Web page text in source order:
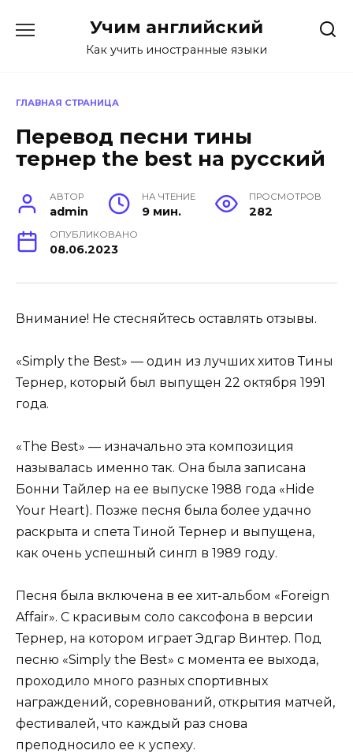
Учим английский
Как учить иностранные языки
ГЛАВНАЯ СТРАНИЦА
Перевод песни тины
тернер the best на русский
АВТОР
admin
НА ЧТЕНИЕ
9 мин.
ПРОСМОТРОВ
282
ОПУБЛИКОВАНО
08.06.2023
Внимание! Не стесняйтесь оставлять отзывы.
«Simply the Best» — один из лучших хитов Тины
Тернер, который был выпущен 22 октября 1991
года.
«The Best» — изначально эта композиция
называлась именно так. Она была записана
Бонни Тайлер на ее выпуске 1988 года «Hide
Your Heart). Позже песня была более удачно
раскрыта и спета Тиной Тернер и выпущена,
как очень успешный сингл в 1989 году.
Песня была включена в ее хит-альбом «Foreign
Affair». С красивым соло саксофона в версии
Тернер, на котором играет Эдгар Винтер. Под
песню «Simply the Best» с момента ее выхода,
проходило много разных спортивных
награждений, соревнований, открытия матчей,
фестивалей, что каждый раз снова
преподносило ее к успеху.